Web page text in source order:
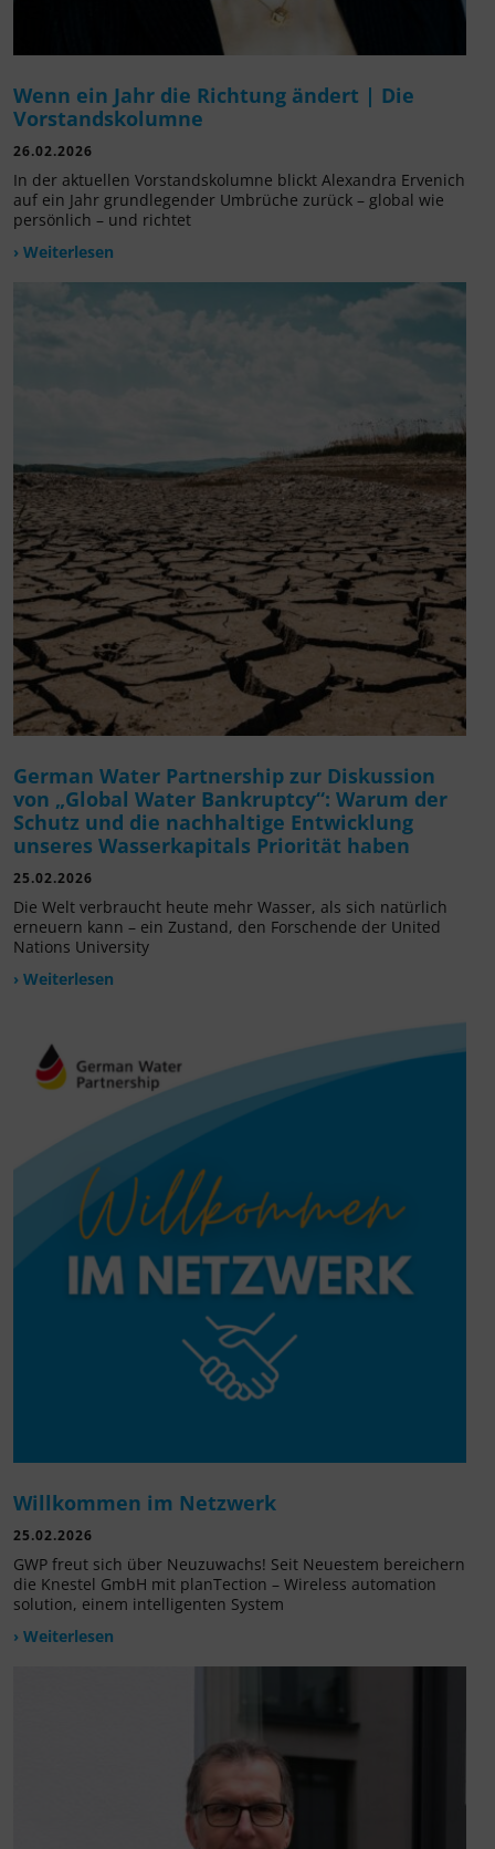
Wenn ein Jahr die Richtung ändert | Die
Vorstandskolumne
26.02.2026
In der aktuellen Vorstandskolumne blickt Alexandra Ervenich
auf ein Jahr grundlegender Umbrüche zurück – global wie
persönlich – und richtet
› Weiterlesen
German Water Partnership zur Diskussion
von „Global Water Bankruptcy“: Warum der
Schutz und die nachhaltige Entwicklung
unseres Wasserkapitals Priorität haben
25.02.2026
Die Welt verbraucht heute mehr Wasser, als sich natürlich
erneuern kann – ein Zustand, den Forschende der United
Nations University
› Weiterlesen
Willkommen im Netzwerk
25.02.2026
GWP freut sich über Neuzuwachs! Seit Neuestem bereichern
die Knestel GmbH mit planTection – Wireless automation
solution, einem intelligenten System
› Weiterlesen